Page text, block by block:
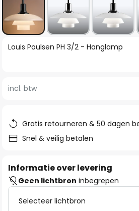
Ga
van
afbeeldingen-
gallerij
Louis Poulsen PH 3/2 - Hanglamp
incl. btw
Gratis retourneren & 50 dagen
Snel & veilig betalen
Informatie over levering
Geen lichtbron inbegrepen
Selecteer lichtbron